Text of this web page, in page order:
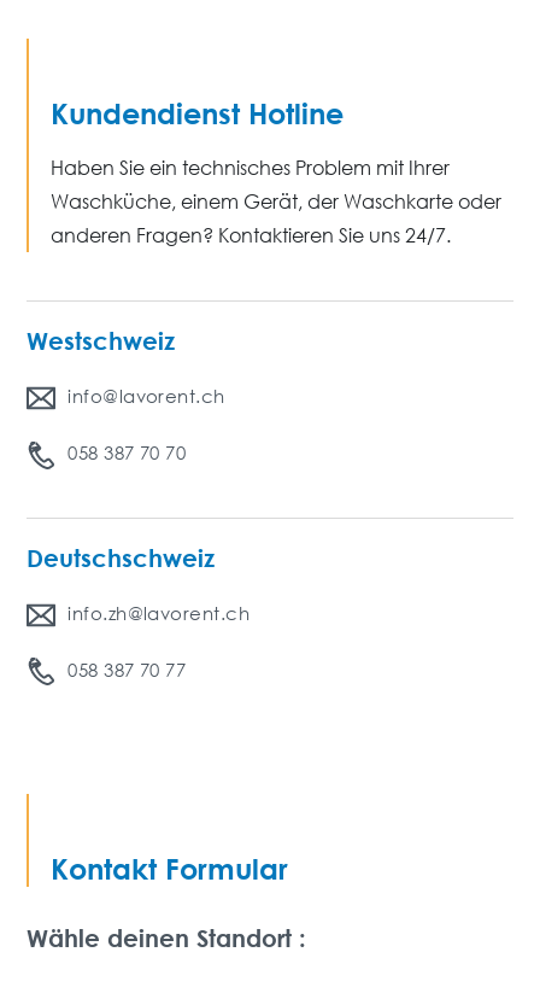
Kundendienst Hotline
Haben Sie ein technisches Problem mit Ihrer
Waschküche, einem Gerät, der Waschkarte oder
anderen Fragen? Kontaktieren Sie uns 24/7.
Westschweiz
info@lavorent.ch
058 387 70 70
Deutschschweiz
info.zh@lavorent.ch
058 387 70 77
Kontakt Formular
Wähle deinen Standort :